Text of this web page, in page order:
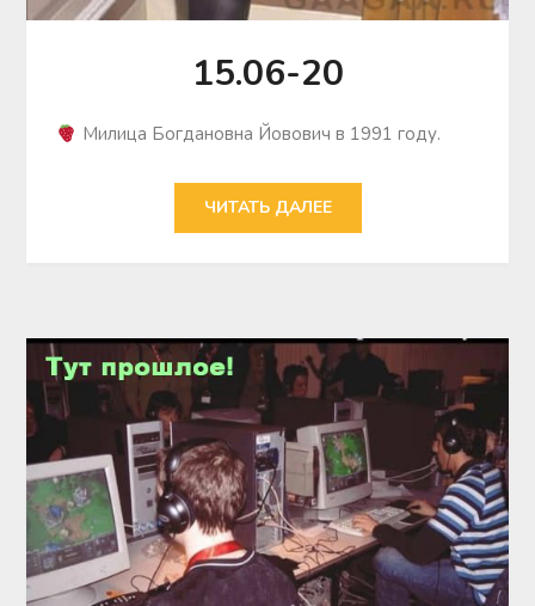
15.06-20
Милица Богдановна Йовович в 1991 году.
ЧИТАТЬ ДАЛЕЕ